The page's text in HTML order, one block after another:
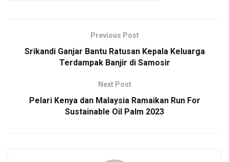
Previous Post
Srikandi Ganjar Bantu Ratusan Kepala Keluarga
Terdampak Banjir di Samosir
Next Post
Pelari Kenya dan Malaysia Ramaikan Run For
Sustainable Oil Palm 2023